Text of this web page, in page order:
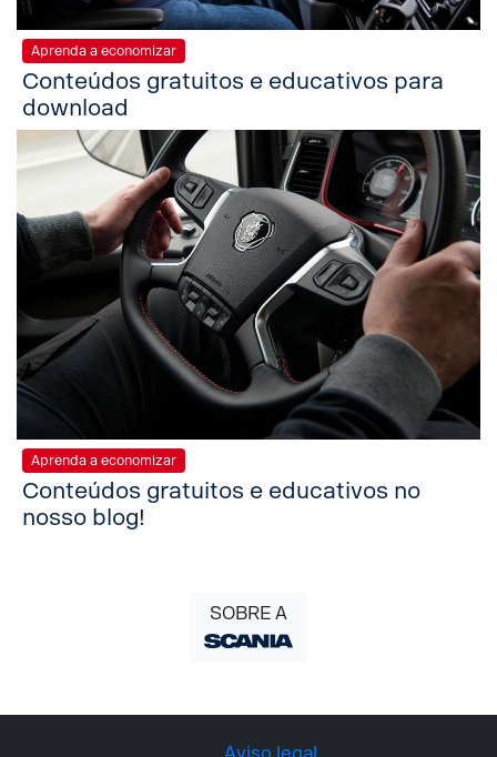
Aprenda a economizar
Conteúdos gratuitos e educativos para
download
Aprenda a economizar
Conteúdos gratuitos e educativos no
nosso blog!
SOBRE A